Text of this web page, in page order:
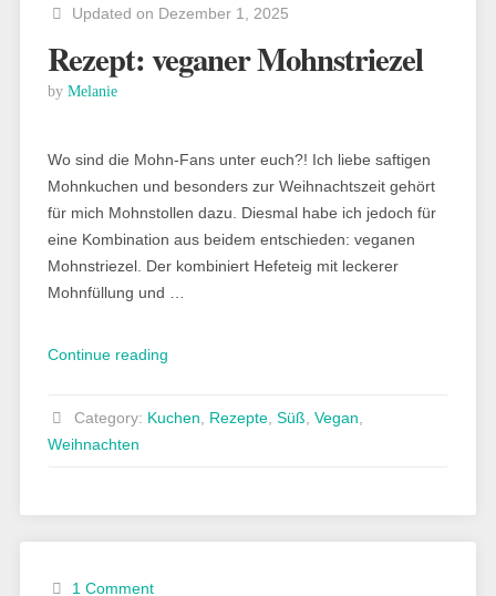
Updated on Dezember 1, 2025
Rezept: veganer Mohnstriezel
by Melanie
Wo sind die Mohn-Fans unter euch?! Ich liebe saftigen
Mohnkuchen und besonders zur Weihnachtszeit gehört
für mich Mohnstollen dazu. Diesmal habe ich jedoch für
eine Kombination aus beidem entschieden: veganen
Mohnstriezel. Der kombiniert Hefeteig mit leckerer
Mohnfüllung und …
Continue reading„Rezept:
Category: Kuchen Rezepte, Süß Vegan
Weihnachten
1 Comment